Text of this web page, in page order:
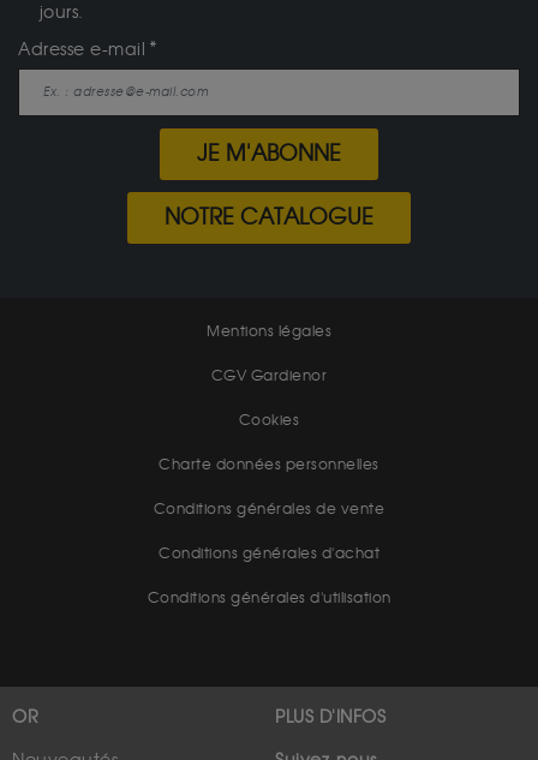
jours.
Adresse e-mail
JE M'ABONNE
NOTRE CATALOGUE
Mentions légales
CGV Gardienor
Cookies
Charte données personnelles
Conditions générales de vente
Conditions générales d'achat
Conditions générales d'utilisation
OR PLUS D'INFOS